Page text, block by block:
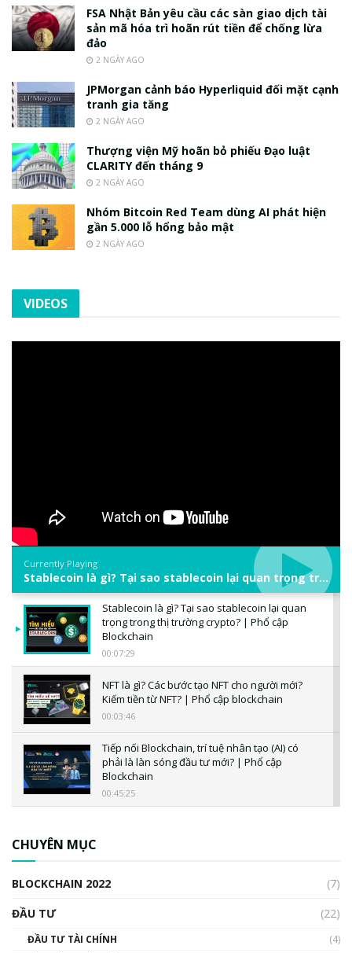
FSA Nhật Bản yêu cầu các sàn giao dịch tài
sản mã hóa trì hoãn rút tiền để chống lừa
đảo
2 NGÀY AGO
JPMorgan cảnh báo Hyperliquid đối mặt cạnh
tranh gia tăng
2 NGÀY AGO
Thượng viện Mỹ hoãn bỏ phiếu Đạo luật
CLARITY đến tháng 9
2 NGÀY AGO
Nhóm Bitcoin Red Team dùng AI phát hiện
gần 5.000 lỗ hổng bảo mật
2 NGÀY AGO
VIDEOS
Currently Playing
Stablecoin là gì? Tại sao stablecoin lại quan trọng trong thị trường crypto? | Phổ cập Blockchain
Stablecoin là gì? Tại sao stablecoin lại quan
trọng trong thị trường crypto? | Phổ cập
Blockchain
00:07:29
NFT là gì? Các bước tạo NFT cho người mới?
Kiếm tiền từ NFT? | Phổ cập blockchain
00:03:46
Tiếp nối Blockchain, trí tuệ nhân tạo (AI) có
phải là làn sóng đầu tư mới? | Phổ cập
Blockchain
00:45:25
00:02:14
CHUYÊN MỤC
BLOCKCHAIN 2022
(7)
ĐẦU TƯ
(22)
ĐẦU TƯ TÀI CHÍNH
(4)